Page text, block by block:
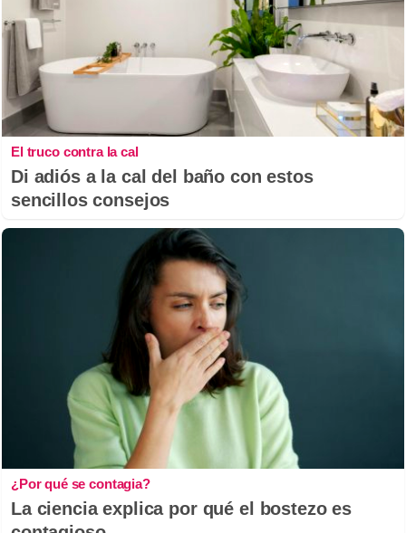
El truco contra la cal
Di adiós a la cal del baño con estos
sencillos consejos
¿Por qué se contagia?
La ciencia explica por qué el bostezo es